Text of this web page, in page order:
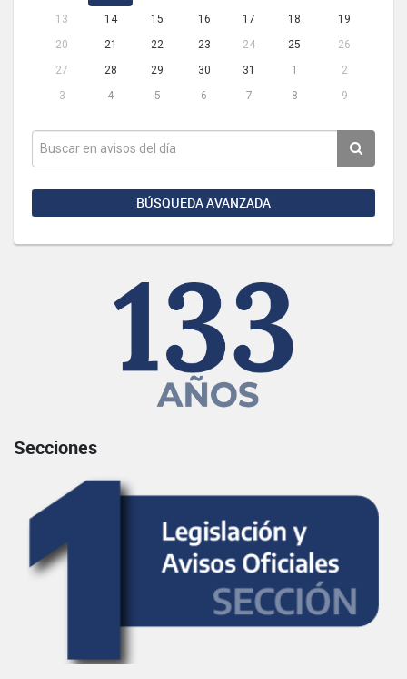
13
14 15 16 17 18
19
20
21 22 23 24 25
26
27
28 29 30 31 1
2
3
4 5 6 7 8 9
BÚSQUEDA AVANZADA
Secciones